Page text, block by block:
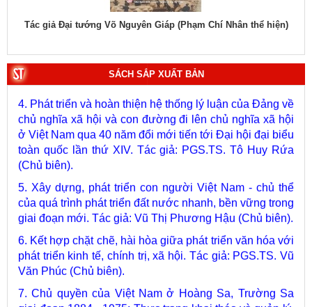
Chí Nhân thể hiện)
Tác giả TS. Ngô Đông Hải - PGS.TS. Vũ
SÁCH SẮP XUẤT BẢN
soạn lịch sử Chính phủ.
3. Việt Nam: Từ kỷ nguyên dựng nước đến kỷ nguyên
Lâm (Chủ biên).
4. Phát triển và hoàn thiện hệ thống lý luận của Đảng về
chủ nghĩa xã hội và con đường đi lên chủ nghĩa xã hội
ở Việt Nam qua 40 năm đổi mới tiến tới Đại hội đại biểu
toàn quốc lần thứ XIV. Tác giả: PGS.TS. Tô Huy Rứa
(Chủ biên).
5. Xây dựng, phát triển con người Việt Nam - chủ thể
của quá trình phát triển đất nước nhanh, bền vững trong
giai đoạn mới. Tác giả: Vũ Thị Phương Hậu (Chủ biên).
6. Kết hợp chặt chẽ, hài hòa giữa phát triển văn hóa với
phát triển kinh tế, chính trị, xã hội. Tác giả: PGS.TS. Vũ
Văn Phúc (Chủ biên).
7. Chủ quyền của Việt Nam ở Hoàng Sa, Trường Sa
giai đoạn 1884 - 1975: Thực trạng khai thác và quản lý.
Tác giả: Thượng tướng, PGS.TS. Trần Quốc Tỏ (Chủ